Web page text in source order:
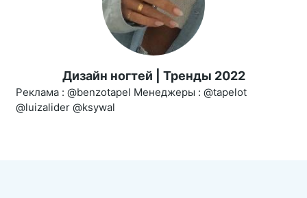
Дизайн ногтей | Тренды 2022
Реклама : @benzotapel Менеджеры : @tapelot
@luizalider @ksywal